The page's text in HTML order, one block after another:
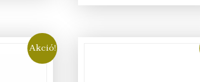
525 Ft.
Akció!